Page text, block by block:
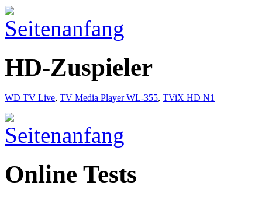
HD-Zuspieler
WD TV Live, TV Media Player WL-355, TViX HD N1
Online Tests